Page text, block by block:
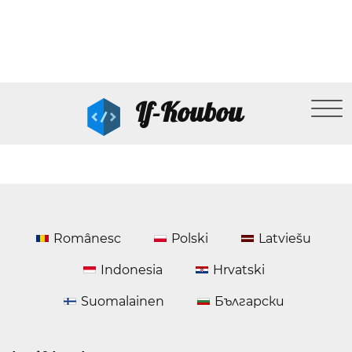
If-Koubou
Românesc Polski Latviešu
Indonesia Hrvatski
Suomalainen Български